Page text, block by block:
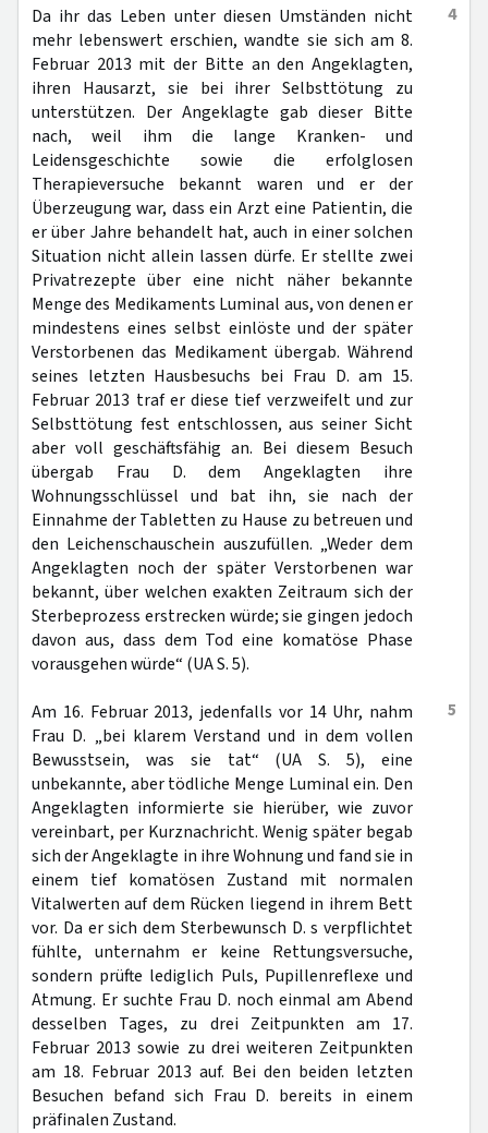
4
Da ihr das Leben unter diesen Umständen nicht
mehr lebenswert erschien, wandte sie sich am 8.
Februar 2013 mit der Bitte an den Angeklagten,
ihren Hausarzt, sie bei ihrer Selbsttötung zu
unterstützen. Der Angeklagte gab dieser Bitte
nach, weil ihm die lange Kranken- und
Leidensgeschichte sowie die erfolglosen
Therapieversuche bekannt waren und er der
Überzeugung war, dass ein Arzt eine Patientin, die
er über Jahre behandelt hat, auch in einer solchen
Situation nicht allein lassen dürfe. Er stellte zwei
Privatrezepte über eine nicht näher bekannte
Menge des Medikaments Luminal aus, von denen er
mindestens eines selbst einlöste und der später
Verstorbenen das Medikament übergab. Während
seines letzten Hausbesuchs bei Frau D. am 15.
Februar 2013 traf er diese tief verzweifelt und zur
Selbsttötung fest entschlossen, aus seiner Sicht
aber voll geschäftsfähig an. Bei diesem Besuch
übergab Frau D. dem Angeklagten ihre
Wohnungsschlüssel und bat ihn, sie nach der
Einnahme der Tabletten zu Hause zu betreuen und
den Leichenschauschein auszufüllen. „Weder dem
Angeklagten noch der später Verstorbenen war
bekannt, über welchen exakten Zeitraum sich der
Sterbeprozess erstrecken würde; sie gingen jedoch
davon aus, dass dem Tod eine komatöse Phase
vorausgehen würde“ (UA S. 5).
5
Am 16. Februar 2013, jedenfalls vor 14 Uhr, nahm
Frau D. „bei klarem Verstand und in dem vollen
Bewusstsein, was sie tat“ (UA S. 5), eine
unbekannte, aber tödliche Menge Luminal ein. Den
Angeklagten informierte sie hierüber, wie zuvor
vereinbart, per Kurznachricht. Wenig später begab
sich der Angeklagte in ihre Wohnung und fand sie in
einem tief komatösen Zustand mit normalen
Vitalwerten auf dem Rücken liegend in ihrem Bett
vor. Da er sich dem Sterbewunsch D. s verpflichtet
fühlte, unternahm er keine Rettungsversuche,
sondern prüfte lediglich Puls, Pupillenreflexe und
Atmung. Er suchte Frau D. noch einmal am Abend
desselben Tages, zu drei Zeitpunkten am 17.
Februar 2013 sowie zu drei weiteren Zeitpunkten
am 18. Februar 2013 auf. Bei den beiden letzten
Besuchen befand sich Frau D. bereits in einem
präfinalen Zustand.